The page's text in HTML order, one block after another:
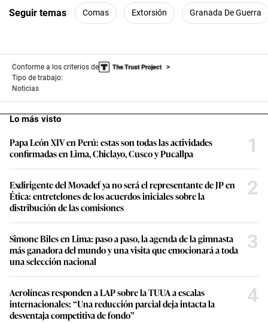
Seguir temas Comas Extorsión Granada De Guerra
Conforme a los criterios de
Tipo de trabajo:
Noticias
Lo más visto
Papa León XIV en Perú: estas son todas las actividades
confirmadas en Lima, Chiclayo, Cusco y Pucallpa
1
Exdirigente del Movadef ya no será el representante de JP en
Ética: entretelones de los acuerdos iniciales sobre la
distribución de las comisiones
2
Simone Biles en Lima: paso a paso, la agenda de la gimnasta
más ganadora del mundo y una visita que emocionará a toda
una selección nacional
3
Aerolíneas responden a LAP sobre la TUUA a escalas
internacionales: “Una reducción parcial deja intacta la
desventaja competitiva de fondo”
4